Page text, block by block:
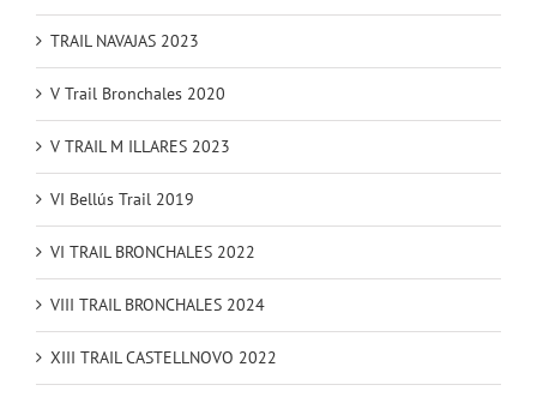
TRAIL NAVAJAS 2023
V Trail Bronchales 2020
V TRAIL M ILLARES 2023
VI Bellús Trail 2019
VI TRAIL BRONCHALES 2022
VIII TRAIL BRONCHALES 2024
XIII TRAIL CASTELLNOVO 2022